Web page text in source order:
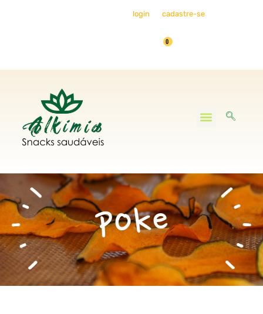
login cadastre-se
0
poke